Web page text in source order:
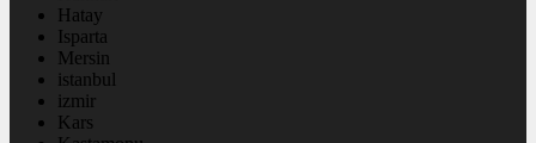
Hatay
Isparta
Mersin
istanbul
izmir
Kars